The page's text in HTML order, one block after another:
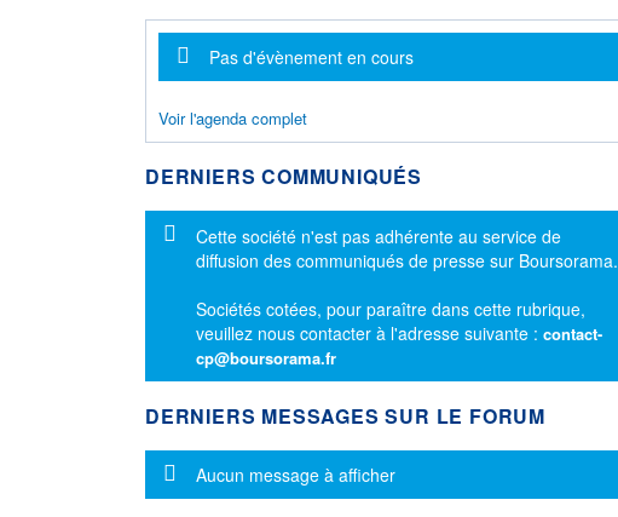
Message d'information
Pas d'évènement en cours
Voir l'agenda complet
DERNIERS COMMUNIQUÉS
Message d'information
Cette société n'est pas adhérente au service de
diffusion des communiqués de presse sur Boursorama.
Sociétés cotées, pour paraître dans cette rubrique,
veuillez nous contacter à l'adresse suivante : contact-
cp@boursorama.fr
DERNIERS MESSAGES SUR LE FORUM
Message d'information
Aucun message à afficher